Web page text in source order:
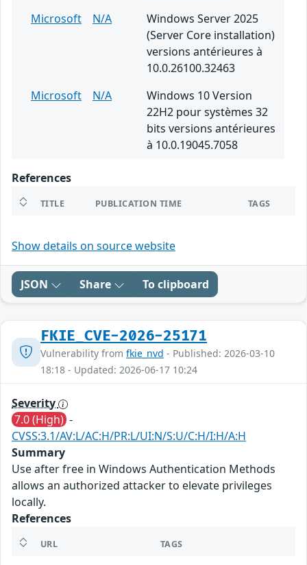
Microsoft
N/A
Windows Server 2025
(Server Core installation)
versions antérieures à
10.0.26100.32463
Microsoft
N/A
Windows 10 Version
22H2 pour systèmes 32
bits versions antérieures
à 10.0.19045.7058
References
TITLE PUBLICATION TIME TAGS
Show details on source website
JSON Share To clipboard
FKIE_CVE-2026-25171
Vulnerability from fkie_nvd - Published: 2026-03-10
18:18 - Updated: 2026-06-17 10:24
Severity
7.0 (High) -
CVSS:3.1/AV:L/AC:H/PR:L/UI:N/S:U/C:H/I:H/A:H
Summary
Use after free in Windows Authentication Methods
allows an authorized attacker to elevate privileges
locally.
References
URL TAGS